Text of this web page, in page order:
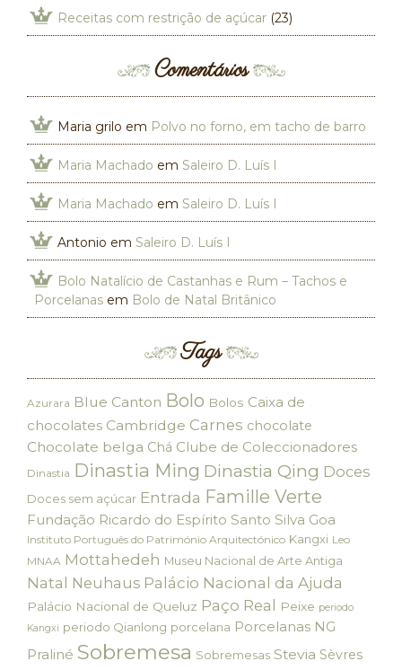
Receitas com restrição de açúcar (23)
Comentários
Maria grilo em Polvo no forno, em tacho de barro
Maria Machado em Saleiro D. Luís I
Maria Machado em Saleiro D. Luís I
Antonio em Saleiro D. Luís I
Bolo Natalício de Castanhas e Rum – Tachos e
Porcelanas em Bolo de Natal Britânico
Tags
Azurara Blue Canton Bolo Bolos Caixa de
chocolates Cambridge Carnes chocolate
Chocolate belga Chá Clube de Coleccionadores
Dinastia Dinastia Ming Dinastia Qing Doces
Doces sem açúcar Entrada Famille Verte
Fundação Ricardo do Espírito Santo Silva Goa
Instituto Português do Património Arquitectónico Kangxi Leo
MNAA Mottahedeh Museu Nacional de Arte Antiga
Natal Neuhaus Palácio Nacional da Ajuda
Palácio Nacional de Queluz Paço Real Peixe periodo
Kangxi periodo Qianlong porcelana Porcelanas NG
Praliné Sobremesa Sobremesas Stevia Sèvres